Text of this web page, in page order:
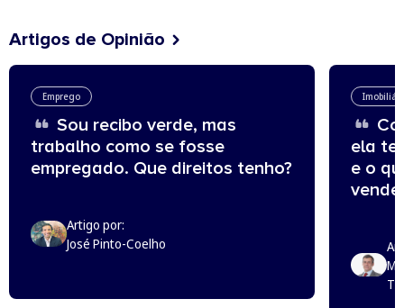
Artigos de Opinião
Emprego
Sou recibo verde, mas
trabalho como se fosse
empregado. Que direitos tenho?
Artigo por:
José Pinto-Coelho
ela
e o